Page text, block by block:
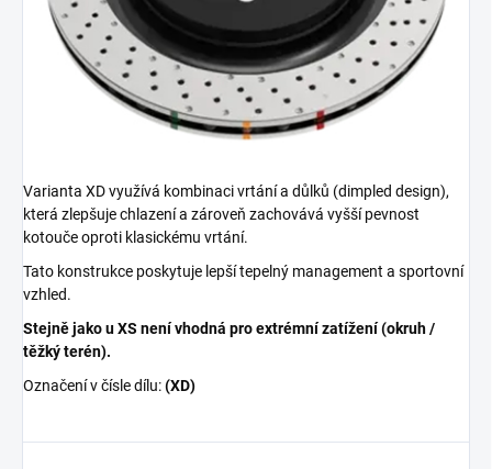
Varianta XD využívá kombinaci vrtání a důlků (dimpled design),
která zlepšuje chlazení a zároveň zachovává vyšší pevnost
kotouče oproti klasickému vrtání.
Tato konstrukce poskytuje lepší tepelný management a sportovní
vzhled.
Stejně jako u XS není vhodná pro extrémní zatížení (okruh /
těžký terén).
Označení v čísle dílu:(XD)